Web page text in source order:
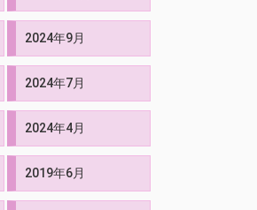
2024年9月
2024年7月
2024年4月
2019年6月